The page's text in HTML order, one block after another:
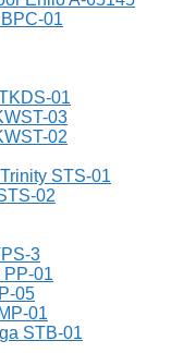
01
01
03
02
STS-01
02
3
PP-01
05
01
STB-01